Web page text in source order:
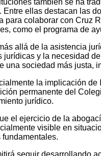
también se ha
ellas destacan las
para colaborar con Cruz
como el programa de
allá de la asistencia
y la necesidad
una sociedad más justa,
la implicación
permanente del
jurídico.
el ejercicio de la
visible en